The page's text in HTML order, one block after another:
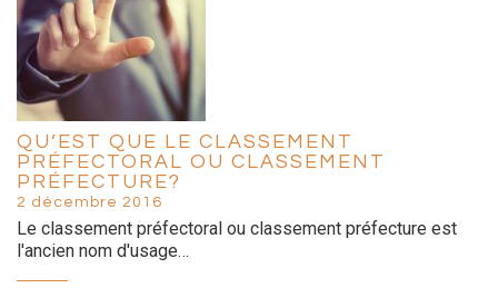
QU’EST QUE LE CLASSEMENT
PRÉFECTORAL OU CLASSEMENT
PRÉFECTURE?
2 décembre 2016
Le classement préfectoral ou classement préfecture est
l'ancien nom d'usage…